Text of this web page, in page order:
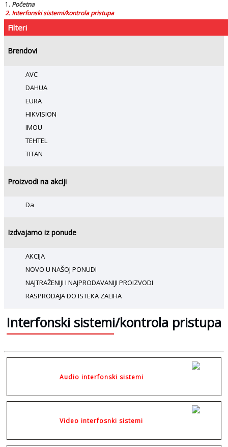
Početna
Interfonski sistemi/kontrola pristupa
Filteri
Brendovi
AVC
DAHUA
EURA
HIKVISION
IMOU
TEHTEL
TITAN
Proizvodi na akciji
Da
Izdvajamo iz ponude
AKCIJA
NOVO U NAŠOJ PONUDI
NAJTRAŽENIJI I NAJPRODAVANIJI PROIZVODI
RASPRODAJA DO ISTEKA ZALIHA
Interfonski sistemi/kontrola pristupa
Audio interfonski sistemi
Video interfosnki sistemi